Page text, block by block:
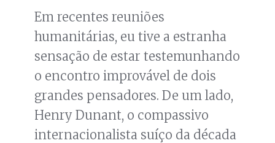
Em recentes reuniões
humanitárias, eu tive a estranha
sensação de estar testemunhando
o encontro improvável de dois
grandes pensadores. De um lado,
Henry Dunant, o compassivo
internacionalista suíço da década